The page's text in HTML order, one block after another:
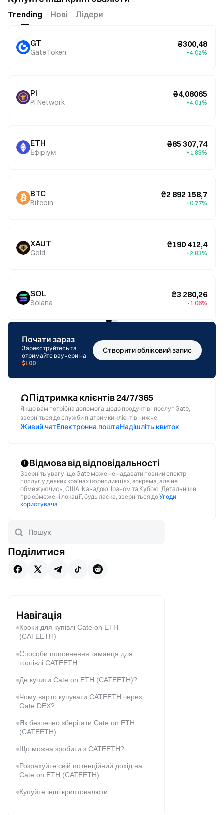
Trending Нові Лідери
GT
GateToken
₴300,48
+4,02%
PI
Pi Network
₴4,08065
+4,01%
ETH
Ефіріум
₴85 307,74
+1,83%
BTC
Bitcoin
₴2 892 158,7
+0,77%
XAUT
Gold
₴190 412,4
+2,83%
SOL
Solana
₴3 280,26
-1,06%
Почати зараз
Зареєструйтесь та
отримайте ваучери на
$100
Створити обліковий запис
Підтримка клієнтів 24/7/365
Якщо вам потрібна допомога щодо продуктів і послуг Gate,
зверніться до служби підтримки клієнтів нижче.
Живий чатЕлектронна поштаНадішліть квиток
Відмова від відповідальності
Зверніть увагу, що Gate може не надавати повний спектр
послуг у деяких країнах і юрисдикціях, зокрема, але не
обмежуючись, США, Канадою, Іраном та Кубою. Детальніше
про обмежені локації, будь ласка, зверніться доУгоди
користувача.
Поділитися
Навігація
Кроки для купівлі Cate on ETH
(CATEETH)
Способи поповнення гаманця для
торгівлі CATEETH
Де купити Cate on ETH (CATEETH)?
Чому варто купувати CATEETH через
Gate DEX?
Як безпечно зберігати Cate on ETH
(CATEETH)
Що можна зробити з CATEETH?
Розрахуйте свій потенційний дохід на
Cate on ETH (CATEETH)
Купуйте інші криптовалюти